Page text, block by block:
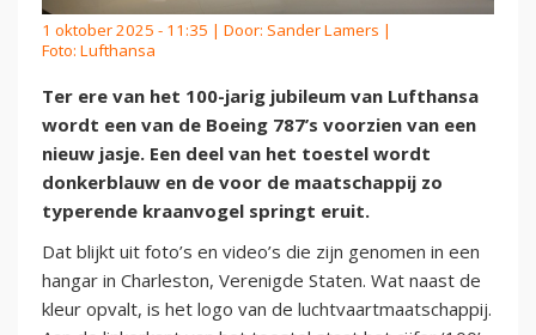
1 oktober 2025 - 11:35 | Door: Sander Lamers |
Foto: Lufthansa
Ter ere van het 100-jarig jubileum van Lufthansa
wordt een van de Boeing 787’s voorzien van een
nieuw jasje. Een deel van het toestel wordt
donkerblauw en de voor de maatschappij zo
typerende kraanvogel springt eruit.
Dat blijkt uit foto’s en video’s die zijn genomen in een
hangar in Charleston, Verenigde Staten. Wat naast de
kleur opvalt, is het logo van de luchtvaartmaatschappij.